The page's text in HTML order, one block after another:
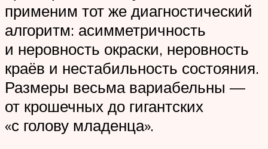
применим тот же диагностический
алгоритм: асимметричность
и неровность окраски, неровность
краёв и нестабильность состояния.
Размеры весьма вариабельны —
от крошечных до гигантских
«с голову младенца».